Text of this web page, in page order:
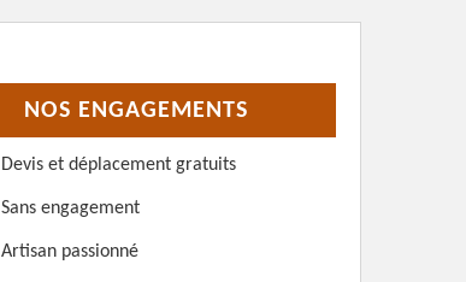
NOS ENGAGEMENTS
Devis et déplacement gratuits
Sans engagement
Artisan passionné